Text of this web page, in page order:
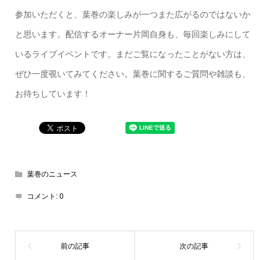
参加いただくと、葉巻の楽しみが一つまた広がるのではないか
と思います。配信するオーナー片岡自身も、毎回楽しみにして
いるライブイベントです。まだご覧になったことがない方は、
ぜひ一度覗いてみてください。葉巻に関するご質問や雑談も、
お待ちしています！
葉巻のニュース
コメント: 0